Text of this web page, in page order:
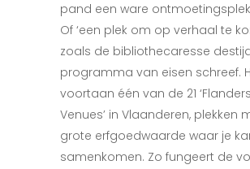
pand een ware
Of ‘een plek om op verhaal te
zoals de bibliothecaresse
programma van eisen schreef.
voortaan één van de 21
Venues’ in Vlaanderen, plekken
grote erfgoedwaarde waar je
samenkomen. Zo fungeert de